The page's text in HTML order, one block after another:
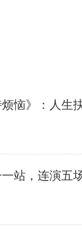
烦恼》：人生
站，连演五